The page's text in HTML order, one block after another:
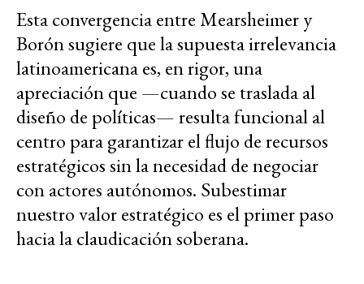
Esta convergencia entre Mearsheimer y
Borón sugiere que la supuesta irrelevancia
latinoamericana es, en rigor, una
apreciación que —cuando se traslada al
diseño de políticas— resulta funcional al
centro para garantizar el flujo de recursos
estratégicos sin la necesidad de negociar
con actores autónomos. Subestimar
nuestro valor estratégico es el primer paso
hacia la claudicación soberana.